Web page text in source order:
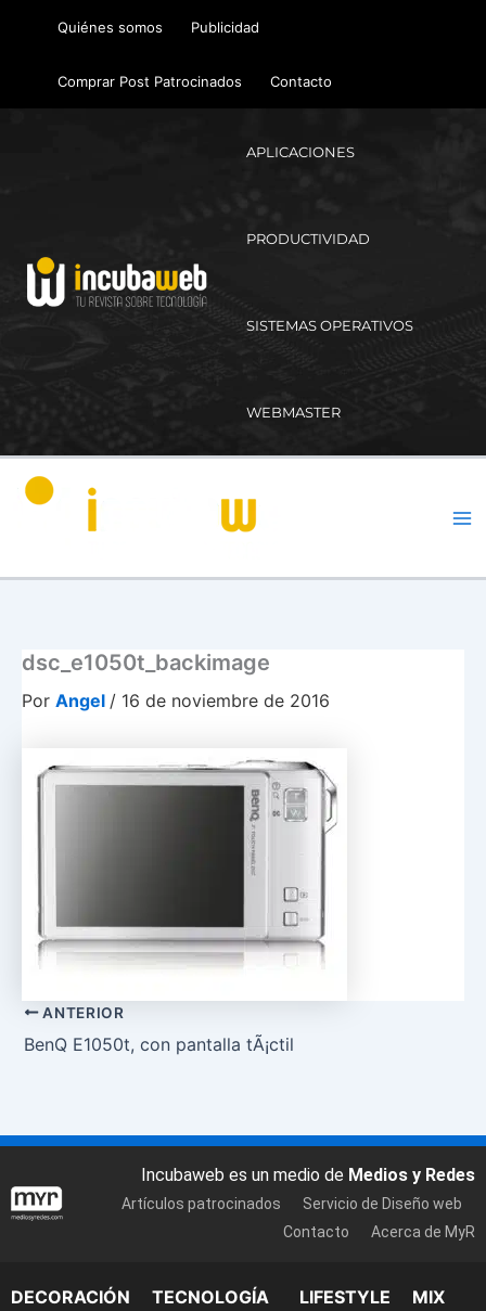
Quiénes somos Publicidad
Comprar Post Patrocinados Contacto
APLICACIONES
PRODUCTIVIDAD
SISTEMAS OPERATIVOS
WEBMASTER
dsc_e1050t_backimage
Por Angel / 16 de noviembre de 2016
ANTERIOR
BenQ E1050t, con pantalla tÃ¡ctil
Incubaweb es un medio de Medios y Redes
Artículos patrocinados
Servicio de Diseño web
Contacto
Acerca de MyR
DECORACIÓN TECNOLOGÍA LIFESTYLE MIX